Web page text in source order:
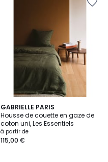
GABRIELLE PARIS
Housse de couette en gaze de
coton uni, Les Essentiels
à partir de
115,00 €
2
Couleurs